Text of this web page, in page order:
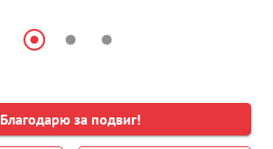
Благодарю за подвиг!